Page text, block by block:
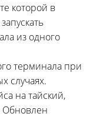
которой в
из одного
терминала при
случаях.
на тайский,
Обновлен